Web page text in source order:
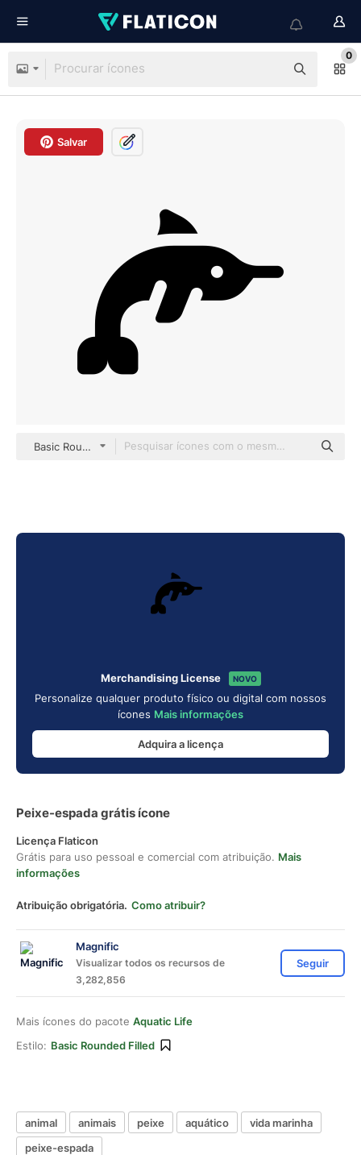
0
Salvar
Basic Rounded Filled
Merchandising License NOVO
Personalize qualquer produto físico ou digital com nossos
ícones Mais informações
Adquira a licença
Peixe-espada grátis ícone
Licença Flaticon
Grátis para uso pessoal e comercial com atribuição. Mais
informações
Atribuição obrigatória. Como atribuir?
Magnific
Visualizar todos os recursos de
3,282,856
Seguir
Mais ícones do pacote Aquatic Life
Estilo: Basic Rounded Filled
animal animais peixe aquático
vida marinha
peixe-espada